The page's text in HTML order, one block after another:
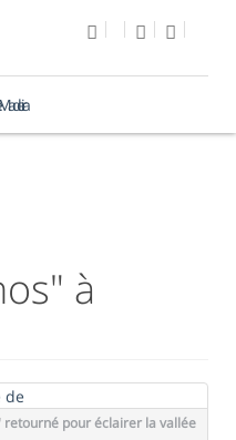
à
retourné pour éclairer la vallée